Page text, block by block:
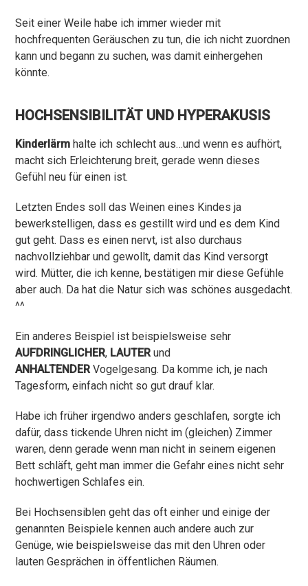
Seit einer Weile habe ich immer wieder mit
hochfrequenten Geräuschen zu tun, die ich nicht zuordnen
kann und begann zu suchen, was damit einhergehen
könnte.
HOCHSENSIBILITÄT UND HYPERAKUSIS
Kinderlärm halte ich schlecht aus…und wenn es aufhört,
macht sich Erleichterung breit, gerade wenn dieses
Gefühl neu für einen ist.
Letzten Endes soll das Weinen eines Kindes ja
bewerkstelligen, dass es gestillt wird und es dem Kind
gut geht. Dass es einen nervt, ist also durchaus
nachvollziehbar und gewollt, damit das Kind versorgt
wird. Mütter, die ich kenne, bestätigen mir diese Gefühle
aber auch. Da hat die Natur sich was schönes ausgedacht.
^^
Ein anderes Beispiel ist beispielsweise sehr
AUFDRINGLICHER, LAUTERund
ANHALTENDERVogelgesang. Da komme ich, je nach
Tagesform, einfach nicht so gut drauf klar.
Habe ich früher irgendwo anders geschlafen, sorgte ich
dafür, dass tickende Uhren nicht im (gleichen) Zimmer
waren, denn gerade wenn man nicht in seinem eigenen
Bett schläft, geht man immer die Gefahr eines nicht sehr
hochwertigen Schlafes ein.
Bei Hochsensiblen geht das oft einher und einige der
genannten Beispiele kennen auch andere auch zur
Genüge, wie beispielsweise das mit den Uhren oder
lauten Gesprächen in öffentlichen Räumen.